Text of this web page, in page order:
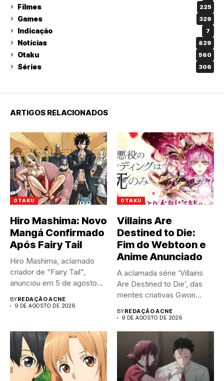
Filmes 225
Games 329
Indicação 7
Notícias 829
Otaku 560
Séries 306
ARTIGOS RELACIONADOS
OTAKU
Hiro Mashima: Novo
Mangá Confirmado
Após Fairy Tail
Hiro Mashima, aclamado
criador de “Fairy Tail”,
anunciou em 5 de agosto...
BYREDAÇÃO ACNE
9 DE AGOSTO DE 2026
OTAKU
Villains Are
Destined to Die:
Fim do Webtoon e
Anime Anunciado
A aclamada série ‘Villains
Are Destined to Die’, das
mentes criativas Gwon...
BYREDAÇÃO ACNE
9 DE AGOSTO DE 2026